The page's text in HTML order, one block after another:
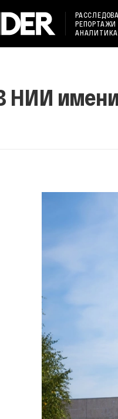
РЕПОРТАЖИ
АНАЛИТИКА
НИИ имени